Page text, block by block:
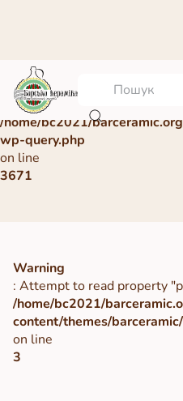
Warning
: Undefined array key 0 in
/home/bc2021/
wp-query.php
on line
3671
Warning
: Attempt to read property
/home/bc2021/
content/themes/
on line
3